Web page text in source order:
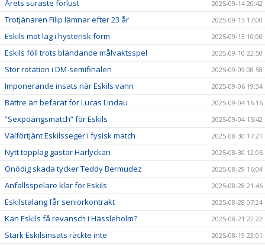
Årets suraste förlust 2025-09-14 20:42
Trotjänaren Filip lämnar efter 23 år 2025-09-13 17:00
Eskils mot lag i hysterisk form 2025-09-13 10:00
Eskils föll trots bländande målvaktsspel 2025-09-10 22:50
Stor rotation i DM-semifinalen 2025-09-09 08:58
Imponerande insats när Eskils vann 2025-09-06 19:34
Bättre än befarat för Lucas Lindau 2025-09-04 16:16
”Sexpoängsmatch” för Eskils 2025-09-04 15:42
Välförtjänt Eskilsseger i fysisk match 2025-08-30 17:21
Nytt topplag gästar Harlyckan 2025-08-30 12:06
Onödig skada tycker Teddy Bermudez 2025-08-29 16:04
Anfallsspelare klar för Eskils 2025-08-28 21:46
Eskilstalang får seniorkontrakt 2025-08-28 07:24
Kan Eskils få revansch i Hässleholm? 2025-08-21 22:22
Stark Eskilsinsats räckte inte 2025-08-19 23:01